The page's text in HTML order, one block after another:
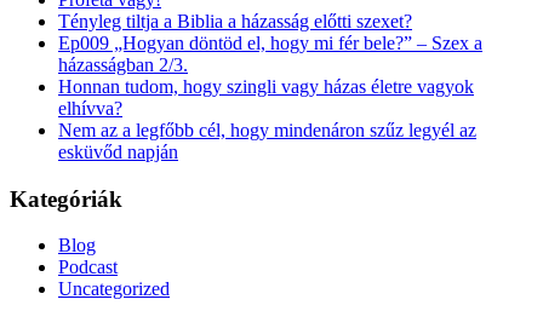
Tényleg tiltja a Biblia a házasság előtti szexet?
Ep009 „Hogyan döntöd el, hogy mi fér bele?” – Szex a
házasságban 2/3.
Honnan tudom, hogy szingli vagy házas életre vagyok
elhívva?
Nem az a legfőbb cél, hogy mindenáron szűz legyél az
esküvőd napján
Kategóriák
Blog
Podcast
Uncategorized